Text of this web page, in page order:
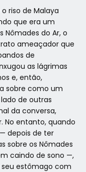
riso de Malaya
que era um
do Ar, o
ameaçador que
de
as lágrimas
e, então,
sobre como um
de outras
da conversa,
No entanto, quando
depois de ter
sobre os Nômades
caindo de sono —,
estômago com